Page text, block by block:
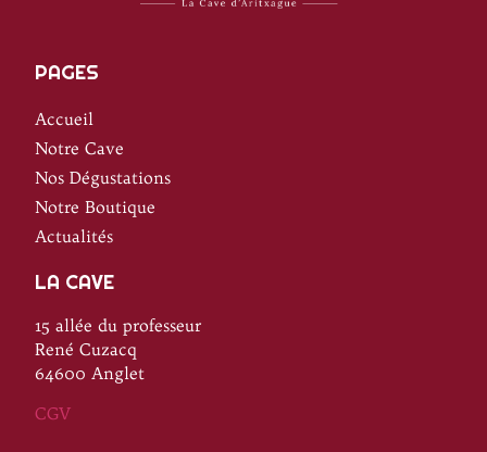
PAGES
Accueil
Notre Cave
Nos Dégustations
Notre Boutique
Actualités
LA CAVE
15 allée du professeur
René Cuzacq
64600 Anglet
CGV